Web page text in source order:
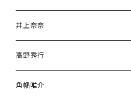
文学・小説・物語
随筆・ノンフィクション・その他
井上奈奈
高野秀行
角幡唯介